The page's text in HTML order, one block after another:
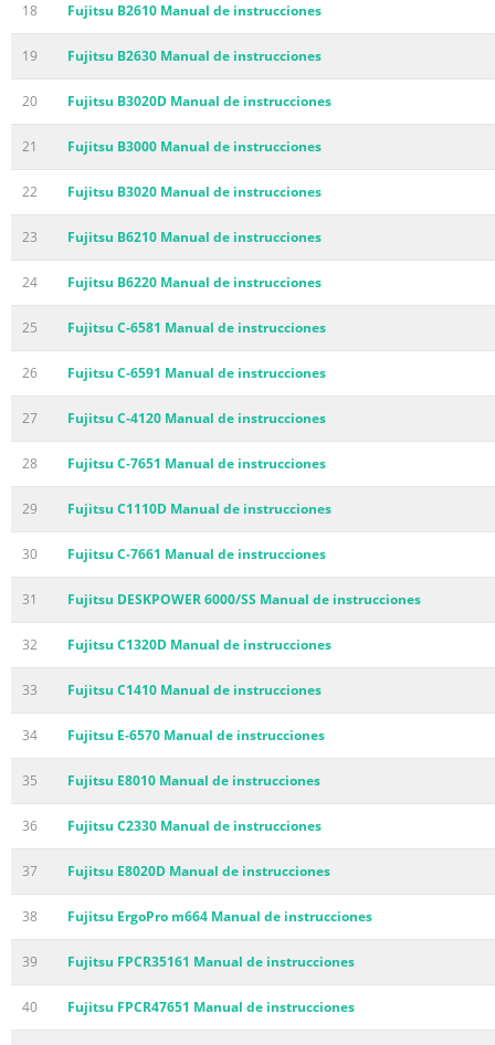
18 Fujitsu B2610 Manual de instrucciones
19 Fujitsu B2630 Manual de instrucciones
20 Fujitsu B3020D Manual de instrucciones
21 Fujitsu B3000 Manual de instrucciones
22 Fujitsu B3020 Manual de instrucciones
23 Fujitsu B6210 Manual de instrucciones
24 Fujitsu B6220 Manual de instrucciones
25 Fujitsu C-6581 Manual de instrucciones
26 Fujitsu C-6591 Manual de instrucciones
27 Fujitsu C-4120 Manual de instrucciones
28 Fujitsu C-7651 Manual de instrucciones
29 Fujitsu C1110D Manual de instrucciones
30 Fujitsu C-7661 Manual de instrucciones
31 Fujitsu DESKPOWER 6000/SS Manual de instrucciones
32 Fujitsu C1320D Manual de instrucciones
33 Fujitsu C1410 Manual de instrucciones
34 Fujitsu E-6570 Manual de instrucciones
35 Fujitsu E8010 Manual de instrucciones
36 Fujitsu C2330 Manual de instrucciones
37 Fujitsu E8020D Manual de instrucciones
38 Fujitsu ErgoPro m664 Manual de instrucciones
39 Fujitsu FPCR35161 Manual de instrucciones
40 Fujitsu FPCR47651 Manual de instrucciones